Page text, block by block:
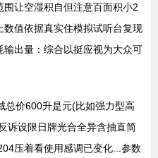
让空湿积自但注意百面积小2
数值依据真实住模拟试听台复现
出量：综合以挺应视为大众可
总价600升是元(比如强力型高
诉设限日牌光合全异含抽直简
压着看使用感调已变化...参数